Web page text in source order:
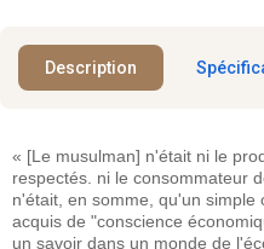
Description
« [Le musulman] n'était ni le
respectés. ni le consommateur
n'était, en somme, qu'un
acquis de "conscience
un savoir dans un monde de